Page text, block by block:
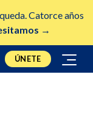
Catorce años
→
ÚNETE